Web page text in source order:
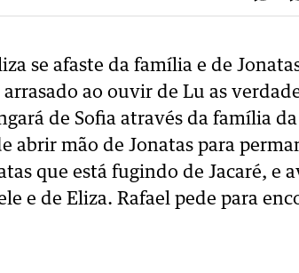
se afaste da família e de
ao ouvir de Lu as
de Sofia através da família
abrir mão de Jonatas para
que está fugindo de Jacaré, e
e de Eliza. Rafael pede para